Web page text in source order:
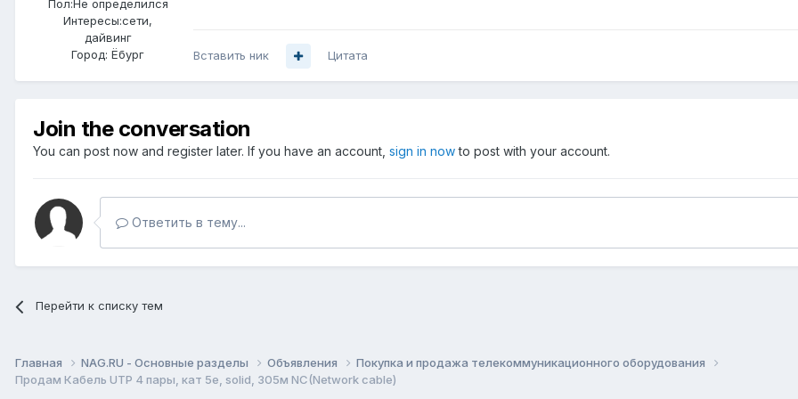
Пол:Не определился
Интересы:сети,
дайвинг
Город: Ёбург Вставить ник Цитата
Join the conversation
You can post now and register later. If you have an account, sign in nowto post with your account.
Ответить в тему...
Перейти к списку тем
Главная NAG.RU - Основные разделы Объявления
Покупка и продажа телекоммуникационного оборудования
Продам Кабель UTP 4 пары, кат 5е, solid, 305м NC(Network cable)